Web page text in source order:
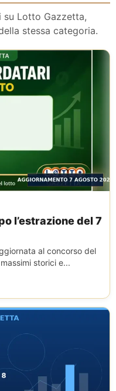
Lotto Gazzetta,
stessa categoria.
l’estrazione del 7
al concorso del
storici e...